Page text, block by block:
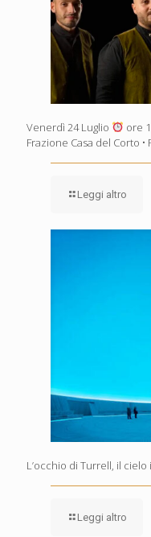
Venerdì 24 Luglio ore
Frazione Casa del Corto •
Leggi altro
L’occhio di Turrell, il
Leggi altro